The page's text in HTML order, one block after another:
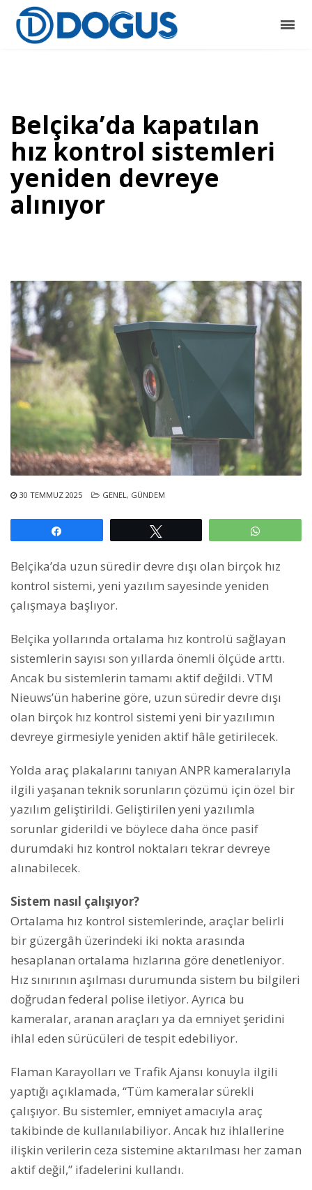
Belçika’da kapatılan
hız kontrol sistemleri
yeniden devreye
alınıyor
30 TEMMUZ 2025 GENEL , GÜNDEM
Belçika’da uzun süredir devre dışı olan birçok hız
kontrol sistemi, yeni yazılım sayesinde yeniden
çalışmaya başlıyor.
Belçika yollarında ortalama hız kontrolü sağlayan
sistemlerin sayısı son yıllarda önemli ölçüde arttı.
Ancak bu sistemlerin tamamı aktif değildi. VTM
Nieuws’ün haberine göre, uzun süredir devre dışı
olan birçok hız kontrol sistemi yeni bir yazılımın
devreye girmesiyle yeniden aktif hâle getirilecek.
Yolda araç plakalarını tanıyan ANPR kameralarıyla
ilgili yaşanan teknik sorunların çözümü için özel bir
yazılım geliştirildi. Geliştirilen yeni yazılımla
sorunlar giderildi ve böylece daha önce pasif
durumdaki hız kontrol noktaları tekrar devreye
alınabilecek.
Sistem nasıl çalışıyor?
Ortalama hız kontrol sistemlerinde, araçlar belirli
bir güzergâh üzerindeki iki nokta arasında
hesaplanan ortalama hızlarına göre denetleniyor.
Hız sınırının aşılması durumunda sistem bu bilgileri
doğrudan federal polise iletiyor. Ayrıca bu
kameralar, aranan araçları ya da emniyet şeridini
ihlal eden sürücüleri de tespit edebiliyor.
Flaman Karayolları ve Trafik Ajansı konuyla ilgili
yaptığı açıklamada, “Tüm kameralar sürekli
çalışıyor. Bu sistemler, emniyet amacıyla araç
takibinde de kullanılabiliyor. Ancak hız ihlallerine
ilişkin verilerin ceza sistemine aktarılması her zaman
aktif değil,” ifadelerini kullandı.